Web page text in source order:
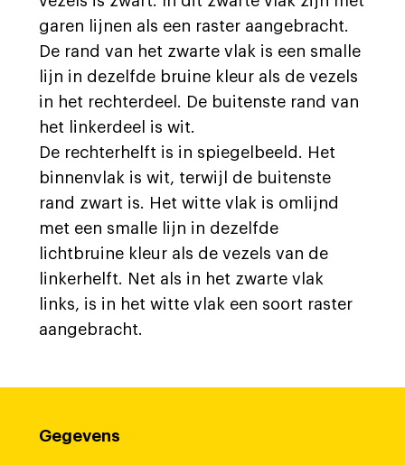
garen lijnen als een raster aangebracht.
De rand van het zwarte vlak is een smalle
lijn in dezelfde bruine kleur als de vezels
in het rechterdeel. De buitenste rand van
het linkerdeel is wit.
De rechterhelft is in spiegelbeeld. Het
binnenvlak is wit, terwijl de buitenste
rand zwart is. Het witte vlak is omlijnd
met een smalle lijn in dezelfde
lichtbruine kleur als de vezels van de
linkerhelft. Net als in het zwarte vlak
links, is in het witte vlak een soort raster
aangebracht.
Gegevens